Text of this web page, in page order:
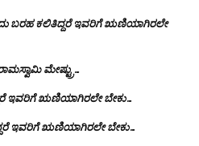
ಬರಹ ಕಲಿತಿದ್ದರೆ ಇವರಿಗೆ ಋಣಿಯಾಗಿರಲೇ
ಮೇಷ್ಟ್ರು…
ಇವರಿಗೆ ಋಣಿಯಾಗಿರಲೇ ಬೇಕು…
ಇವರಿಗೆ ಋಣಿಯಾಗಿರಲೇ ಬೇಕು…